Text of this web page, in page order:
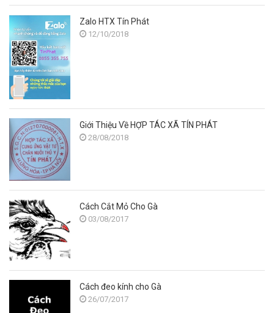
Zalo HTX Tín Phát
12/10/2018
Giới Thiệu Về HỢP TÁC XÃ TÍN PHÁT
28/08/2018
Cách Cắt Mỏ Cho Gà
03/08/2017
Cách đeo kính cho Gà
26/07/2017